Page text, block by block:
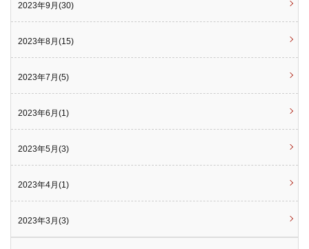
2023年9月(30)
2023年8月(15)
2023年7月(5)
2023年6月(1)
2023年5月(3)
2023年4月(1)
2023年3月(3)